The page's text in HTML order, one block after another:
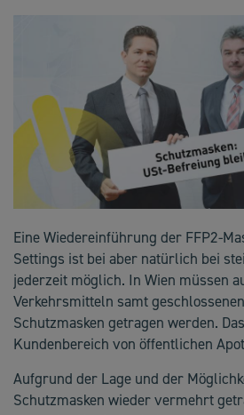
Eine Wiedereinführung der FFP2-
Settings ist bei aber natürlich bei
jederzeit möglich. In Wien müssen
Verkehrsmitteln samt
Schutzmasken getragen werden.
Kundenbereich von öffentlichen
Aufgrund der Lage und der
Schutzmasken wieder vermehrt